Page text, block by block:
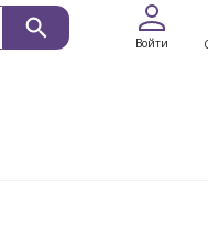
Войти